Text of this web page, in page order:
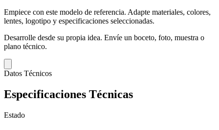
Empiece con este modelo de referencia. Adapte materiales, colores,
lentes, logotipo y especificaciones seleccionadas.
Desarrolle desde su propia idea. Envíe un boceto, foto, muestra o
plano técnico.
Datos Técnicos
Especificaciones Técnicas
Estado